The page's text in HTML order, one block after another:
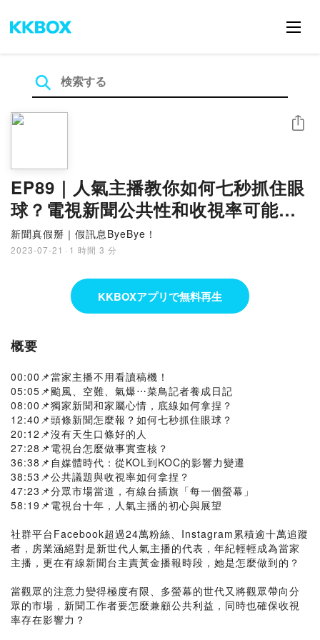
EP89｜人氣主播教你如何七秒抓住眼
球？電視新聞公共性和收視率可能兼
顧嗎？專訪房業涵（主播）
新聞真假掰｜假訊息ByeBye！
2023-07-21 · 1 時間 3 分
シェア
KKBOXアプリで無料再生
概要
00:00📌當家主播不用看讀稿機！
05:05📌颱風、空難、氣爆⋯菜鳥記者養成日記
08:00📌獨家新聞和家屬心情，底線如何拿捏？
12:40📌頭條新聞怎麼報？如何七秒抓住眼球？
20:12📌沒有天生口條好的人
27:28📌電視台怎麼做事實查核？
36:38📌自媒體時代：從KOL到KOC的影響力變遷
38:53📌公共議題與收視率如何拿捏？
47:23📌分眾市場當道，有線台插旗「每一個螢幕」
58:19📌電視台十年，人氣主播的初心與展望
社群平台Facebook超過24萬粉絲、Instagram累積逾十萬追蹤
者，房業涵絕對是新世代人氣主播的代表，年紀輕輕成為當家
主播，更在有線新聞台主責黃金播報時段，她是怎麼做到的？
當觀眾的注意力變得極度有限、多螢幕的世代又將觀眾帶向分
眾的市場，新聞工作者要怎麼兼顧公共利益，同時也確保收視
率存在影響力？